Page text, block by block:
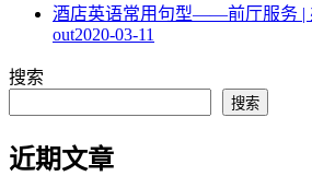
酒店英语常用句型——前厅服务 |
out2020-03-11
搜索
搜索
近期文章